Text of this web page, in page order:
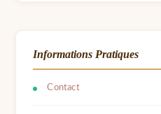
Informations Pratiques
Contact